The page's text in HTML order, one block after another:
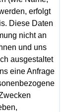
erfolgt
Diese Daten
nicht an
und uns
ausgestaltet
eine Anfrage